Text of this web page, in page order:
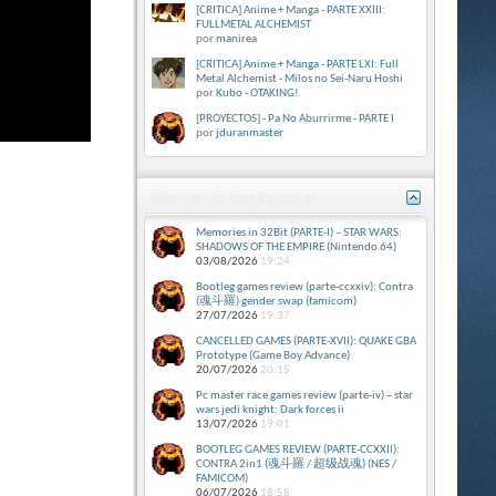
[CRITICA] Anime + Manga - PARTE XXIII:
FULLMETAL ALCHEMIST
pormanirea
[CRITICA] Anime + Manga - PARTE LXI: Full
Metal Alchemist - Milos no Sei-Naru Hoshi
por Kubo - OTAKING!
[PROYECTOS] - Pa No Aburrirme - PARTE I
porjduranmaster
Memories in 32Bit (PARTE-I) – STAR WARS:
SHADOWS OF THE EMPIRE (Nintendo 64)
03/08/2026 19:24
Bootleg games review (parte-ccxxiv): Contra
(魂斗羅) gender swap (famicom)
27/07/2026 19:37
CANCELLED GAMES (PARTE-XVII): QUAKE GBA
Prototype (Game Boy Advance)
20/07/2026 20:15
Pc master race games review (parte-iv) – star
wars jedi knight: Dark forces ii
13/07/2026 19:01
BOOTLEG GAMES REVIEW (PARTE-CCXXII):
CONTRA 2in1 (魂斗羅 / 超级战魂) (NES /
FAMICOM)
06/07/2026 18:58